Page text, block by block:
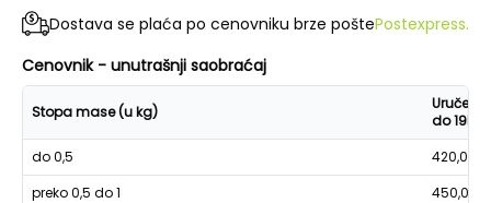
Dostava se plaća po cenovniku brze poštePostexpress.
Cenovnik - unutrašnji saobraćaj
Stopa mase (u kg)
Uručenje
do 19h
do 0,5
420,00
preko 0,5 do 1
450,00